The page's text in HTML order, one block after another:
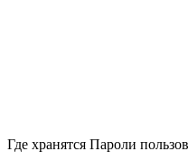
Где хранятся Пароли